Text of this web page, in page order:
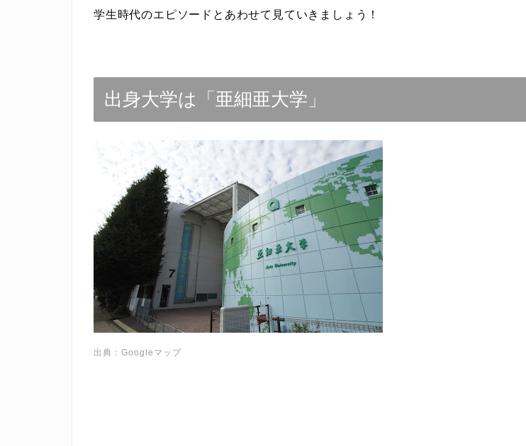
学生時代のエピソードとあわせて見ていきましょう！
出身大学は「亜細亜大学」
出典：Googleマップ